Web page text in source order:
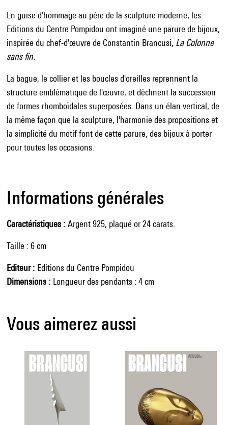
En guise d'hommage au père de la sculpture moderne, les
Editions du Centre Pompidou ont imaginé une parure de bijoux,
inspirée du chef-d'œuvre de Constantin Brancusi, La Colonne
sans fin.
La bague, le collier et les boucles d'oreilles reprennent la
structure emblématique de l'œuvre, et déclinent la succession
de formes rhomboïdales superposées. Dans un élan vertical, de
la même façon que la sculpture, l'harmonie des propositions et
la simplicité du motif font de cette parure, des bijoux à porter
pour toutes les occasions.
Informations générales
Caractéristiques Argent 925, plaqué or 24 carats.
Taille : 6 cm
Editeur
Editions du Centre Pompidou
Dimensions
Longueur des pendants : 4 cm
Vous aimerez aussi